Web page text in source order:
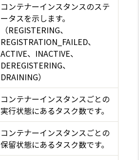
コンテナーインスタンスのステ
ータスを示します。
（REGISTERING、
REGISTRATION_FAILED、
ACTIVE、INACTIVE、
DEREGISTERING、
DRAINING）
コンテナーインスタンスごとの
実行状態にあるタスク数です。
コンテナーインスタンスごとの
保留状態にあるタスク数です。